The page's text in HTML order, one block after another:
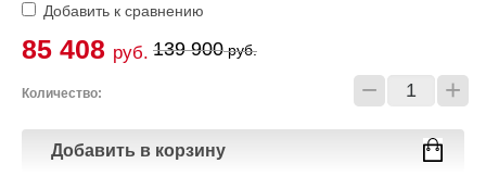
Добавить к сравнению
85 408 руб. 139 900руб.
Количество: − +
Добавить в корзину